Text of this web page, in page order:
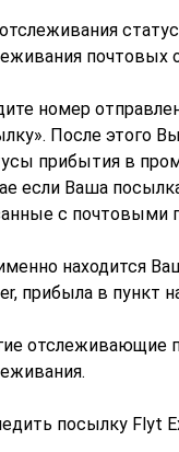
почтовых
номер
После этого
прибытия в
если Ваша
с почтовыми
находится
прибыла в пункт
отслеживающие
посылку Flyt